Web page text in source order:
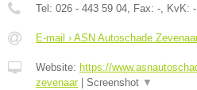
Tel: 026 - 443 59 04, Fax: -, KvK: -
E-mail › ASN Autoschade
Website: https://
zevenaar| Screenshot ▼